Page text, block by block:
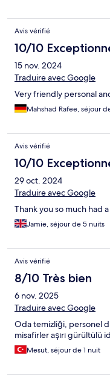
Avis vérifié
10/10
15 nov. 2024
Traduire avec Google
Very friendly personal
Mahshad Rafee, séjour
Avis vérifié
10/10
29 oct. 2024
Traduire avec Google
Thank you so much had
Jamie, séjour de 5 nuits
Avis vérifié
8/10 Très bien
6 nov. 2025
Traduire avec Google
Oda temizliği, personel
misafirler aşırı gürültülü
Mesut, séjour de 1 nuit